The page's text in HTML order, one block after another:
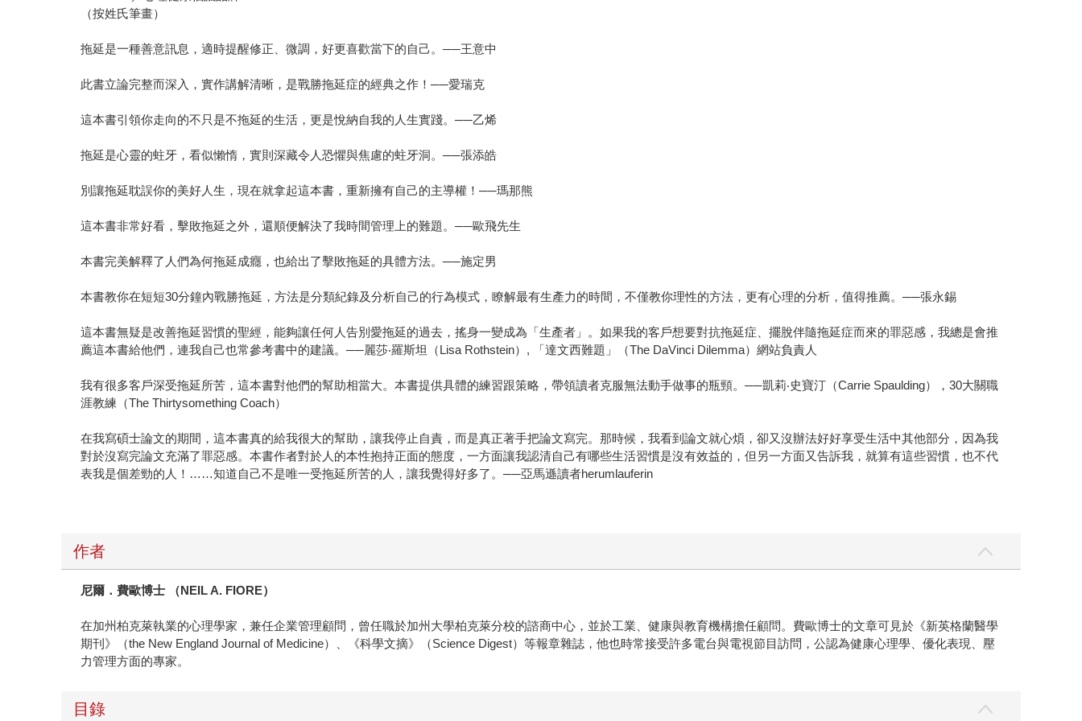
（按姓氏筆畫）
拖延是一種善意訊息，適時提醒修正、微調，好更喜歡當下的自己。──王意中
此書立論完整而深入，實作講解清晰，是戰勝拖延症的經典之作！──愛瑞克
這本書引領你走向的不只是不拖延的生活，更是悅納自我的人生實踐。──乙烯
拖延是心靈的蛀牙，看似懶惰，實則深藏令人恐懼與焦慮的蛀牙洞。──張添皓
別讓拖延耽誤你的美好人生，現在就拿起這本書，重新擁有自己的主導權！──瑪那熊
這本書非常好看，擊敗拖延之外，還順便解決了我時間管理上的難題。──歐飛先生
本書完美解釋了人們為何拖延成癮，也給出了擊敗拖延的具體方法。──施定男
本書教你在短短30分鐘內戰勝拖延，方法是分類紀錄及分析自己的行為模式，瞭解最有生產力的時間，不僅教你理性的方法，更有心理的分析，值得推薦。──張永錫
這本書無疑是改善拖延習慣的聖經，能夠讓任何人告別愛拖延的過去，搖身一變成為「生產者」。如果我的客戶想要對抗拖延症、擺脫伴隨拖延症而來的罪惡感，我總是會推
薦這本書給他們，連我自己也常參考書中的建議。──麗莎‧羅斯坦（Lisa Rothstein）, 「達文西難題」（The DaVinci Dilemma）網站負責人
我有很多客戶深受拖延所苦，這本書對他們的幫助相當大。本書提供具體的練習跟策略，帶領讀者克服無法動手做事的瓶頸。──凱莉‧史寶汀（Carrie Spaulding），30大關職
涯教練（The Thirtysomething Coach）
在我寫碩士論文的期間，這本書真的給我很大的幫助，讓我停止自責，而是真正著手把論文寫完。那時候，我看到論文就心煩，卻又沒辦法好好享受生活中其他部分，因為我
對於沒寫完論文充滿了罪惡感。本書作者對於人的本性抱持正面的態度，一方面讓我認清自己有哪些生活習慣是沒有效益的，但另一方面又告訴我，就算有這些習慣，也不代
表我是個差勁的人！……知道自己不是唯一受拖延所苦的人，讓我覺得好多了。──亞馬遜讀者herumlauferin
作者
尼爾．費歐博士 （NEIL A. FIORE）
在加州柏克萊執業的心理學家，兼任企業管理顧問，曾任職於加州大學柏克萊分校的諮商中心，並於工業、健康與教育機構擔任顧問。費歐博士的文章可見於《新英格蘭醫學
期刊》（the New England Journal of Medicine）、《科學文摘》（Science Digest）等報章雜誌，他也時常接受許多電台與電視節目訪問，公認為健康心理學、優化表現、壓
力管理方面的專家。
目錄